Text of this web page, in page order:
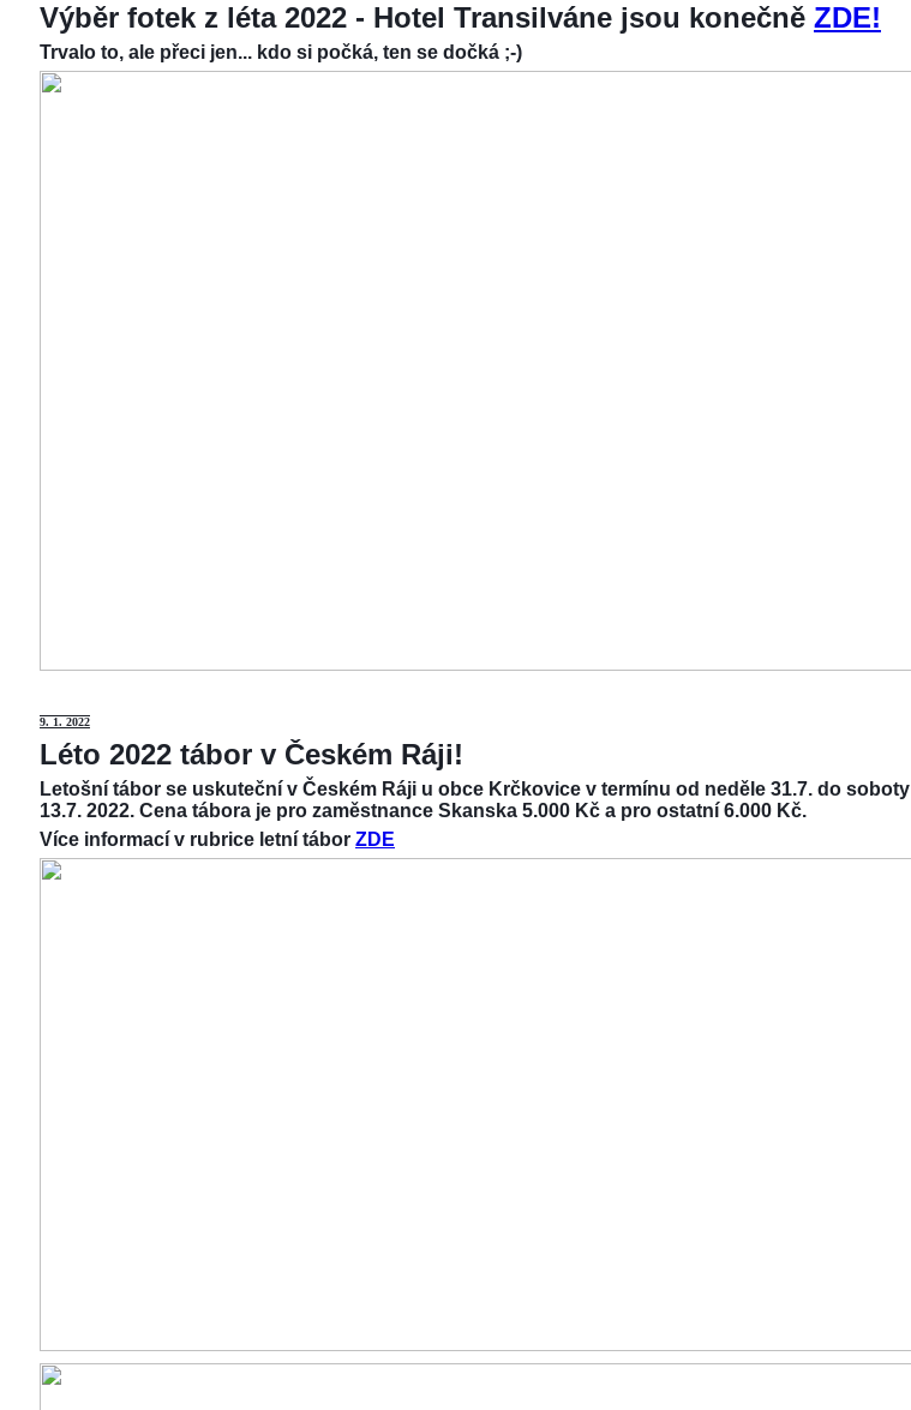
Výběr fotek z léta 2022 - Hotel Transilváne jsou konečně ZDE!
Trvalo to, ale přeci jen... kdo si počká, ten se dočká ;-)
9. 1. 2022
Léto 2022 tábor v Českém Ráji!
Letošní tábor se uskuteční v Českém Ráji u obce Krčkovice v termínu od neděle 31.7. do soboty
13.7. 2022. Cena tábora je pro zaměstnance Skanska 5.000 Kč a pro ostatní 6.000 Kč.
Více informací v rubrice letní tábor ZDE